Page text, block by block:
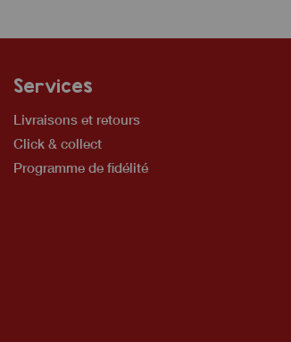
Services
Livraisons et retours
Click & collect
Programme de fidélité